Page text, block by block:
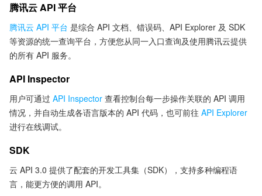
腾讯云 API 平台
腾讯云 API 平台 是综合 API 文档、错误码、API Explorer 及 SDK
等资源的统一查询平台，方便您从同一入口查询及使用腾讯云提供
的所有 API 服务。
API Inspector
用户可通过 API Inspector 查看控制台每一步操作关联的 API 调用
情况，并自动生成各语言版本的 API 代码，也可前往 API Explorer
进行在线调试。
SDK
云 API 3.0 提供了配套的开发工具集（SDK），支持多种编程语
言，能更方便的调用 API。